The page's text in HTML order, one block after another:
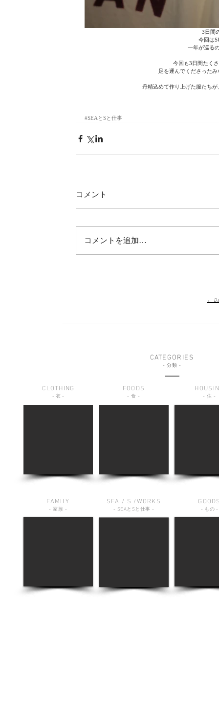
3日
今回は
一年が巡る
今回も3日間たく
足を運んでくださった
丹精込めて作り上げた服たち
#SEAとSと仕事
コメント
コメントを追加…
←
CATEGORIES
- 分類 -
CLOTHING
-衣 -
FOODS
- 食 - - 住 -
FAMILY
- 家族 -
SEA / S /WORKS
- SEAと S と仕事 - - もの -